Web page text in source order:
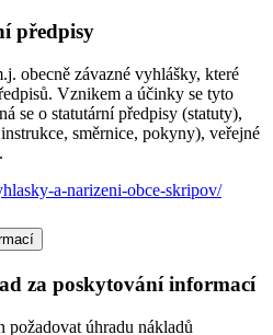
předpisy
obecně závazné vyhlášky, které
Vznikem a účinky se tyto
se o statutární předpisy (statuty),
směrnice, pokyny), veřejné
a-narizeni-obce-skripov/
za poskytování informací
požadovat úhradu nákladů